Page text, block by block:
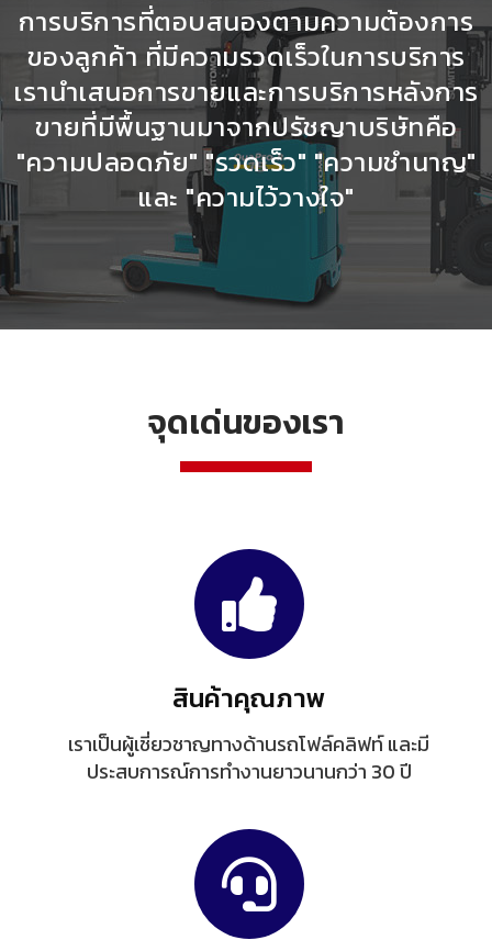
การบริการที่ตอบสนองตามความต้องการ
ของลูกค้า ที่มีความรวดเร็วในการบริการ
เรานำเสนอการขายและการบริการหลังการ
ขายที่มีพื้นฐานมาจากปรัชญาบริษัทคือ
"ความปลอดภัย" "รวดเร็ว" "ความชำนาญ"
และ "ความไว้วางใจ"
จุดเด่นของเรา
สินค้าคุณภาพ
เราเป็นผู้เชี่ยวชาญทางด้านรถโฟล์คลิฟท์ และมี
ประสบการณ์การทำงานยาวนานกว่า 30 ปี